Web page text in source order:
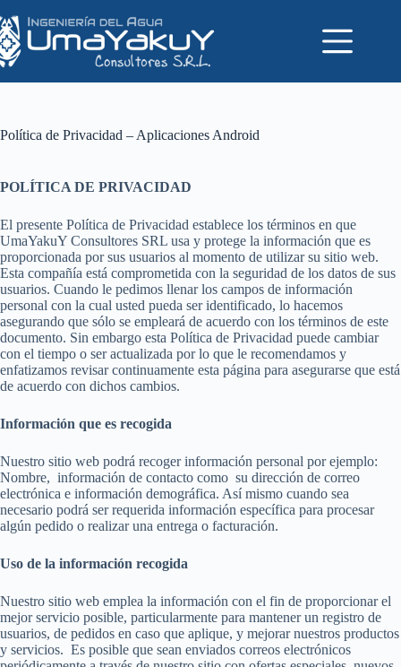
al
contenido
Política de Privacidad – Aplicaciones Android
POLÍTICA DE PRIVACIDAD
El presente Política de Privacidad establece los términos en que
UmaYakuY Consultores SRL usa y protege la información que es
proporcionada por sus usuarios al momento de utilizar su sitio web.
Esta compañía está comprometida con la seguridad de los datos de sus
usuarios. Cuando le pedimos llenar los campos de información
personal con la cual usted pueda ser identificado, lo hacemos
asegurando que sólo se empleará de acuerdo con los términos de este
documento. Sin embargo esta Política de Privacidad puede cambiar
con el tiempo o ser actualizada por lo que le recomendamos y
enfatizamos revisar continuamente esta página para asegurarse que está
de acuerdo con dichos cambios.
Información que es recogida
Nuestro sitio web podrá recoger información personal por ejemplo:
Nombre, información de contacto como su dirección de correo
electrónica e información demográfica. Así mismo cuando sea
necesario podrá ser requerida información específica para procesar
algún pedido o realizar una entrega o facturación.
Uso de la información recogida
Nuestro sitio web emplea la información con el fin de proporcionar el
mejor servicio posible, particularmente para mantener un registro de
usuarios, de pedidos en caso que aplique, y mejorar nuestros productos
y servicios. Es posible que sean enviados correos electrónicos